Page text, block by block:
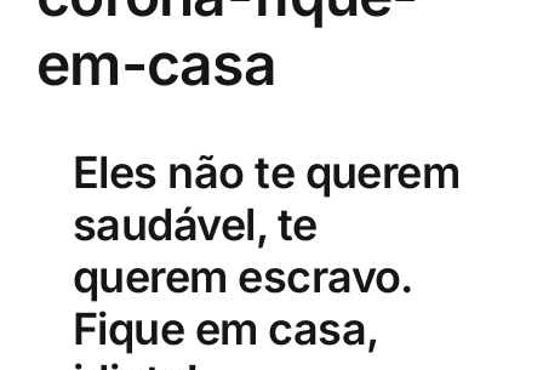
em-casa
Eles não te querem
saudável, te
querem escravo.
Fique em casa,